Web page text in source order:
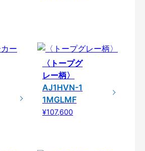
〈トープグ
レー柄〉
AJ1HVN-1
1MGLMF
¥107,600